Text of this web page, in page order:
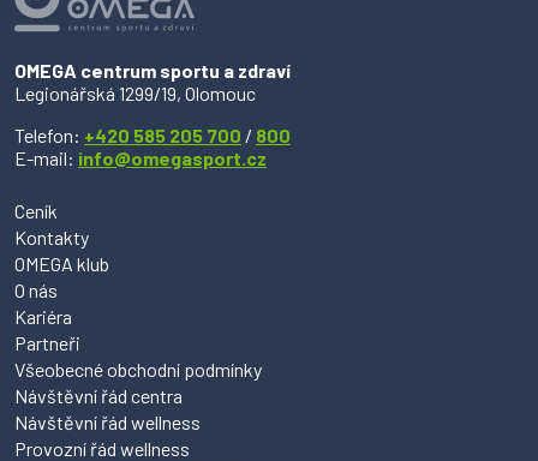
OMEGA centrum sportu a zdraví
Legionářská 1299/19, Olomouc
Telefon: +420 585 205 700 / 800
E-mail: info@omegasport.cz
Ceník
Kontakty
OMEGA klub
O nás
Kariéra
Partneři
Všeobecné obchodní podmínky
Návštěvní řád centra
Návštěvní řád wellness
Provozní řád wellness